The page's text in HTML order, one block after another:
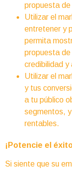
propuesta de
Utilizar el
entretener y
permita
propuesta de
credibilidad y
Utilizar el
y tus
a tu público
segmentos,
rentables.
¡Potencie el
Si siente que su